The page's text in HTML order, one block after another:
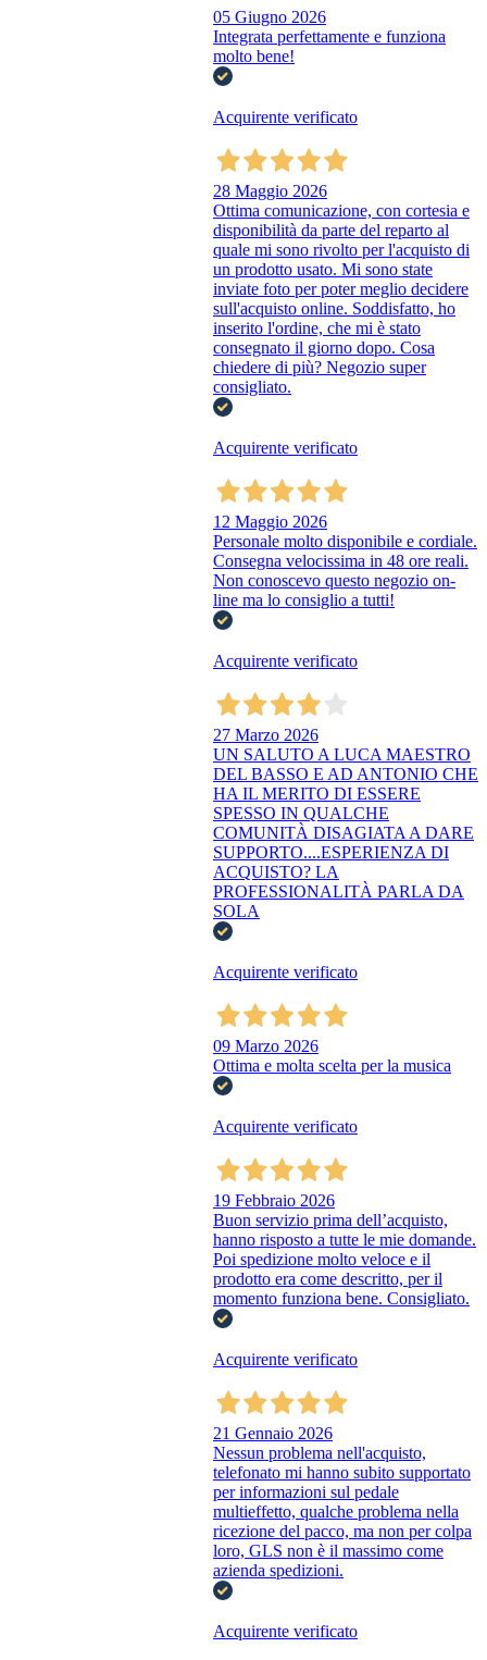
05 Giugno 2026
Integrata perfettamente e funziona
molto bene!
Acquirente verificato
28 Maggio 2026
Ottima comunicazione, con cortesia e
disponibilità da parte del reparto al
quale mi sono rivolto per l'acquisto di
un prodotto usato. Mi sono state
inviate foto per poter meglio decidere
sull'acquisto online. Soddisfatto, ho
inserito l'ordine, che mi è stato
consegnato il giorno dopo. Cosa
chiedere di più? Negozio super
consigliato.
Acquirente verificato
12 Maggio 2026
Personale molto disponibile e cordiale.
Consegna velocissima in 48 ore reali.
Non conoscevo questo negozio on-
line ma lo consiglio a tutti!
Acquirente verificato
27 Marzo 2026
UN SALUTO A LUCA MAESTRO
DEL BASSO E AD ANTONIO CHE
HA IL MERITO DI ESSERE
SPESSO IN QUALCHE
COMUNITÀ DISAGIATA A DARE
SUPPORTO....ESPERIENZA DI
ACQUISTO? LA
PROFESSIONALITÀ PARLA DA
SOLA
Acquirente verificato
09 Marzo 2026
Ottima e molta scelta per la musica
Acquirente verificato
19 Febbraio 2026
Buon servizio prima dell’acquisto,
hanno risposto a tutte le mie domande.
Poi spedizione molto veloce e il
prodotto era come descritto, per il
momento funziona bene. Consigliato.
Acquirente verificato
21 Gennaio 2026
Nessun problema nell'acquisto,
telefonato mi hanno subito supportato
per informazioni sul pedale
multieffetto, qualche problema nella
ricezione del pacco, ma non per colpa
loro, GLS non è il massimo come
azienda spedizioni.
Acquirente verificato